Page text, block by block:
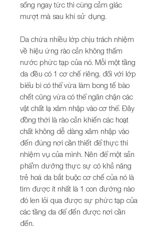
sống ngay tức thì cùng cảm giác
mượt mà sau khi sử dụng.
Da chứa nhiều lớp chịu trách nhiệm
về hiệu ứng rào cản không thấm
nước phức tạp của nó. Mỗi một tầng
da đều có 1 cơ chế riêng, đối với lớp
biểu bì có thể vừa làm bong tế bào
chết cũng vừa có thể ngăn chặn các
vật chất lạ xâm nhập vào cơ thể. Đây
đồng thời là rào cản khiến các hoạt
chất không dễ dàng xâm nhập vào
đến đúng nơi cần thiết để thực thi
nhiệm vụ của mình. Nên để một sản
phẩm dưỡng thực sự có khả năng
trẻ hoá da bắt buộc cơ chế của nó là
tìm được ít nhất là 1 con đường nào
đó len lỏi qua được sự phức tạp của
các tầng da để đến được nơi cần
đến.